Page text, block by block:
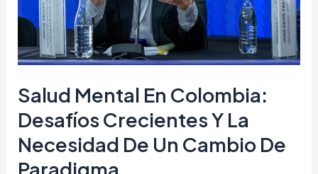
Salud Mental En Colombia:
Desafíos Crecientes Y La
Necesidad De Un Cambio De
Paradigma
crecientes
y
la
necesidad
un
cambio